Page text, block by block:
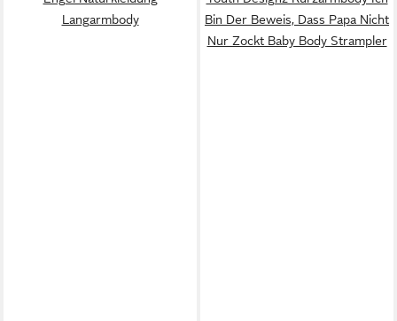
Langarmbody
Bin Der Beweis, Dass Papa Nicht
Nur Zockt Baby Body Strampler